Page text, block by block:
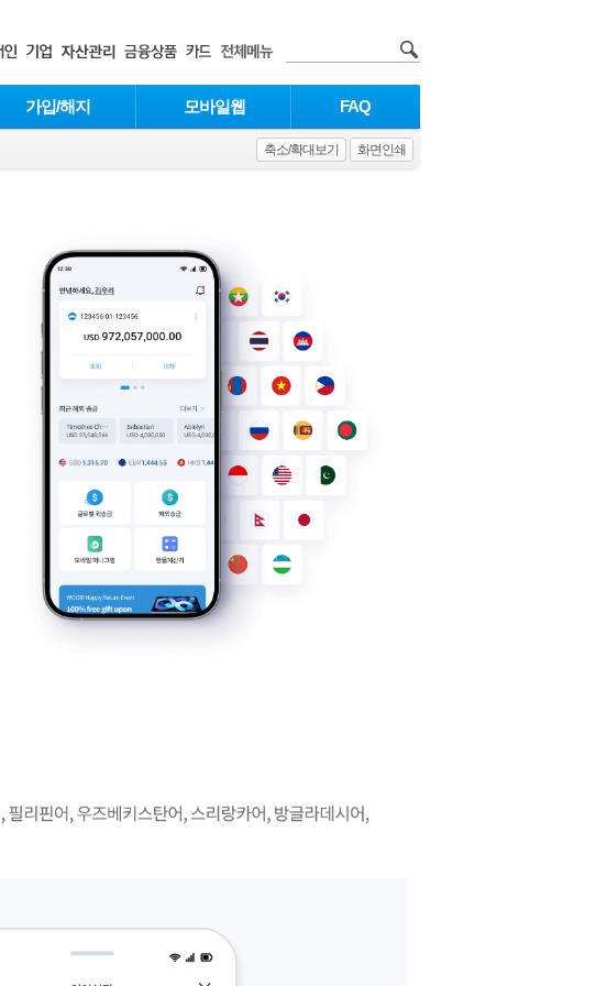
가입/해지 모바일웹 FAQ
축소/확대보기 화면인쇄